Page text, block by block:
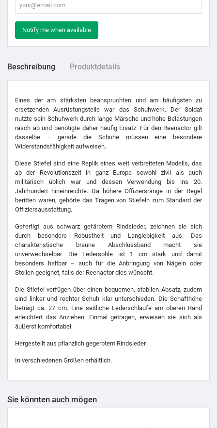
Notify me when available
Beschreibung Produktdetails
Eines der am stärksten beanspruchten und am häufigsten zu
ersetzenden Ausrüstungsteile war das Schuhwerk. Der Soldat
nutzte sein Schuhwerk durch lange Märsche und hohe Belastungen
rasch ab und benötigte daher häufig Ersatz. Für den Reenactor gilt
dasselbe – gerade die Schuhe müssen eine besondere
Widerstandsfähigkeit aufweisen.
Diese Stiefel sind eine Replik eines weit verbreiteten Modells, das
ab der Revolutionszeit in ganz Europa sowohl zivil als auch
militärisch üblich war und dessen Verwendung bis ins 20.
Jahrhundert hineinreichte. Da höhere Offiziersränge in der Regel
beritten waren, gehörte das Tragen von Stiefeln zum Standard der
Offiziersausstattung.
Gefertigt aus schwarz gefärbtem Rindsleder, zeichnen sie sich
durch besondere Robustheit und Langlebigkeit aus. Das
charakteristische braune Abschlussband macht sie
unverwechselbar. Die Ledersohle ist 1 cm stark und damit
besonders haltbar – auch für die Anbringung von Nägeln oder
Stollen geeignet, falls der Reenactor dies wünscht.
Die Stiefel verfügen über einen bequemen, stabilen Absatz, zudem
sind linker und rechter Schuh klar unterschieden. Die Schafthöhe
beträgt ca. 27 cm. Eine seitliche Lederschlaufe am oberen Rand
erleichtert das Anziehen. Einmal getragen, erweisen sie sich als
äußerst komfortabel.
Hergestellt aus pflanzlich gegerbtem Rindsleder.
In verschiedenen Größen erhältlich.
Sie könnten auch mögen